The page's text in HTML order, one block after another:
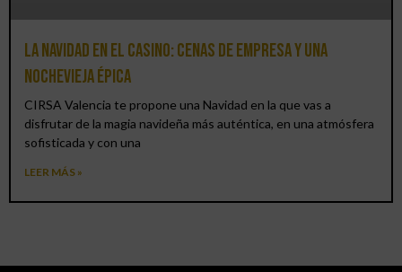
La Navidad en el Casino: cenas de empresa y una
Nochevieja épica
CIRSA Valencia te propone una Navidad en la que vas a
disfrutar de la magia navideña más auténtica, en una atmósfera
sofisticada y con una
LEER MÁS »